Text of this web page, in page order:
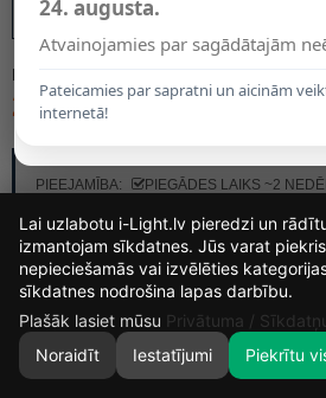
MODELIS:
219.95€
PIEEJAMĪBA:
PIEGĀDES LAIKS ~2
24. augusta.
Atvainojamies par sagādātajām
Pateicamies par sapratni un aicinām
internetā!
15
DIENAS
13
STUNDAS
1
MIN.
Lai uzlabotu i-Light.lv pieredzi un
izmantojam sīkdatnes. Jūs varat
nepieciešamās vai izvēlēties
sīkdatnes nodrošina lapas darbību.
Plašāk lasiet mūsu Privātuma /
Noraidīt
Iestatījumi Piekrītu